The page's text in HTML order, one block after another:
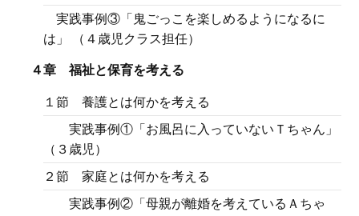
実践事例③「鬼ごっこを楽しめるようになるに
は」 （４歳児クラス担任）
４章 福祉と保育を考える
１節 養護とは何かを考える
実践事例①「お風呂に入っていないＴちゃん」
（３歳児）
２節 家庭とは何かを考える
実践事例②「母親が離婚を考えているＡちゃ